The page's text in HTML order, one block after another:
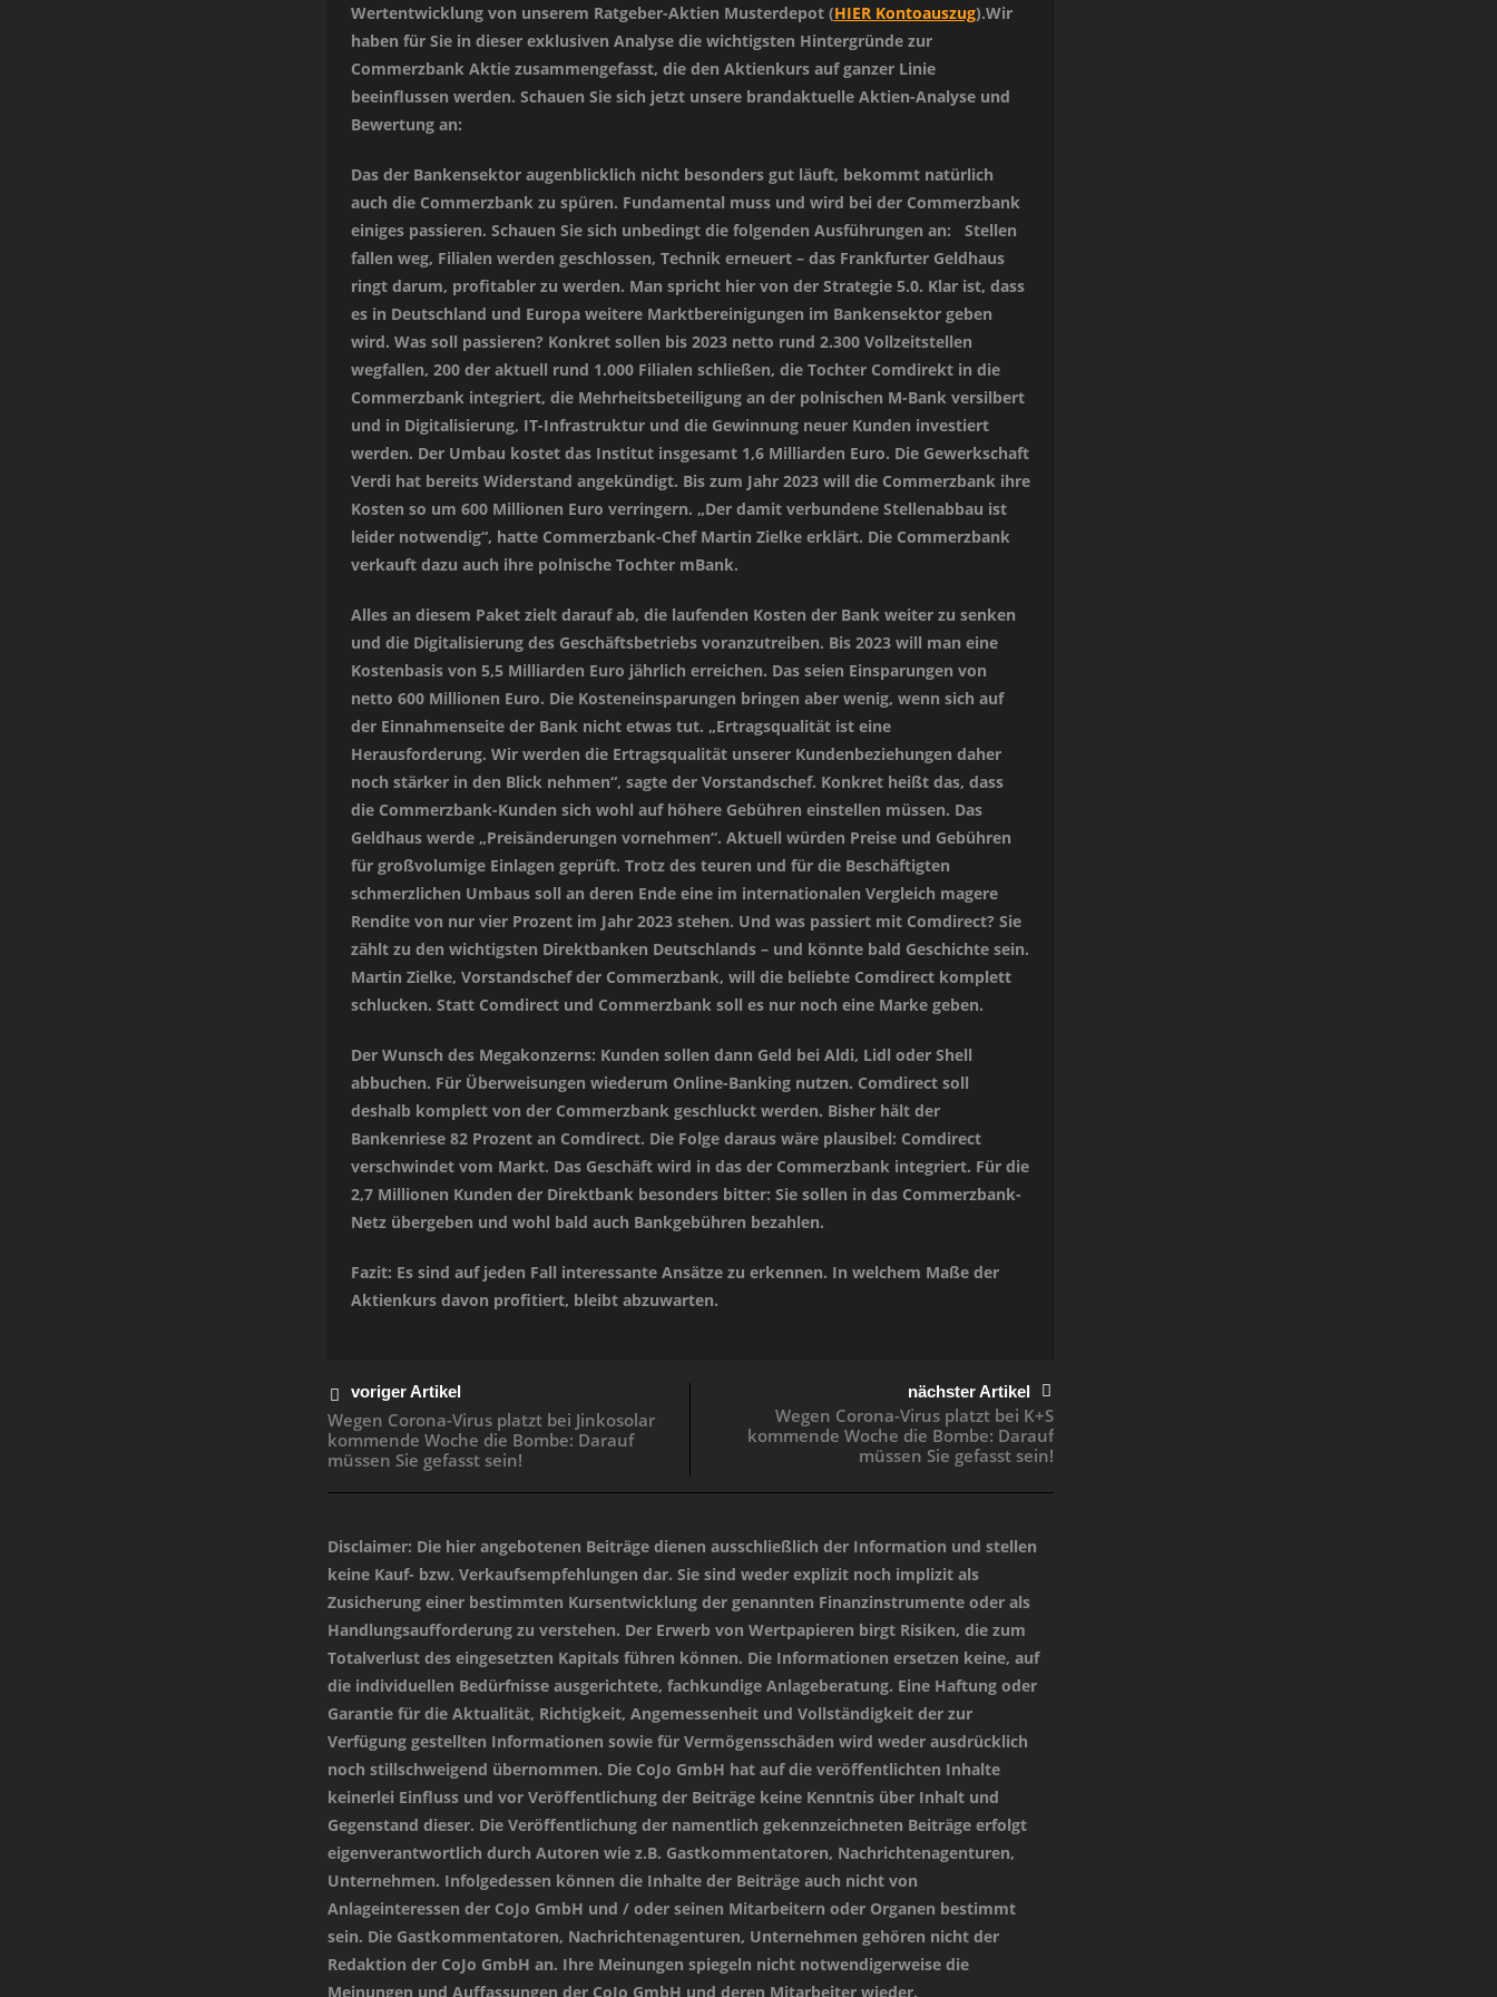
Wertentwicklung von unserem Ratgeber-Aktien Musterdepot (HIER Kontoauszug).Wir
haben für Sie in dieser exklusiven Analyse die wichtigsten Hintergründe zur
Commerzbank Aktie zusammengefasst, die den Aktienkurs auf ganzer Linie
beeinflussen werden. Schauen Sie sich jetzt unsere brandaktuelle Aktien-Analyse und
Bewertung an:
Das der Bankensektor augenblicklich nicht besonders gut läuft, bekommt natürlich
auch die Commerzbank zu spüren. Fundamental muss und wird bei der Commerzbank
einiges passieren. Schauen Sie sich unbedingt die folgenden Ausführungen an: Stellen
fallen weg, Filialen werden geschlossen, Technik erneuert – das Frankfurter Geldhaus
ringt darum, profitabler zu werden. Man spricht hier von der Strategie 5.0. Klar ist, dass
es in Deutschland und Europa weitere Marktbereinigungen im Bankensektor geben
wird. Was soll passieren? Konkret sollen bis 2023 netto rund 2.300 Vollzeitstellen
wegfallen, 200 der aktuell rund 1.000 Filialen schließen, die Tochter Comdirekt in die
Commerzbank integriert, die Mehrheitsbeteiligung an der polnischen M-Bank versilbert
und in Digitalisierung, IT-Infrastruktur und die Gewinnung neuer Kunden investiert
werden. Der Umbau kostet das Institut insgesamt 1,6 Milliarden Euro. Die Gewerkschaft
Verdi hat bereits Widerstand angekündigt. Bis zum Jahr 2023 will die Commerzbank ihre
Kosten so um 600 Millionen Euro verringern. „Der damit verbundene Stellenabbau ist
leider notwendig“, hatte Commerzbank-Chef Martin Zielke erklärt. Die Commerzbank
verkauft dazu auch ihre polnische Tochter mBank.
Alles an diesem Paket zielt darauf ab, die laufenden Kosten der Bank weiter zu senken
und die Digitalisierung des Geschäftsbetriebs voranzutreiben. Bis 2023 will man eine
Kostenbasis von 5,5 Milliarden Euro jährlich erreichen. Das seien Einsparungen von
netto 600 Millionen Euro. Die Kosteneinsparungen bringen aber wenig, wenn sich auf
der Einnahmenseite der Bank nicht etwas tut. „Ertragsqualität ist eine
Herausforderung. Wir werden die Ertragsqualität unserer Kundenbeziehungen daher
noch stärker in den Blick nehmen“, sagte der Vorstandschef. Konkret heißt das, dass
die Commerzbank-Kunden sich wohl auf höhere Gebühren einstellen müssen. Das
Geldhaus werde „Preisänderungen vornehmen“. Aktuell würden Preise und Gebühren
für großvolumige Einlagen geprüft. Trotz des teuren und für die Beschäftigten
schmerzlichen Umbaus soll an deren Ende eine im internationalen Vergleich magere
Rendite von nur vier Prozent im Jahr 2023 stehen. Und was passiert mit Comdirect? Sie
zählt zu den wichtigsten Direktbanken Deutschlands – und könnte bald Geschichte sein.
Martin Zielke, Vorstandschef der Commerzbank, will die beliebte Comdirect komplett
schlucken. Statt Comdirect und Commerzbank soll es nur noch eine Marke geben.
Der Wunsch des Megakonzerns: Kunden sollen dann Geld bei Aldi, Lidl oder Shell
abbuchen. Für Überweisungen wiederum Online-Banking nutzen. Comdirect soll
deshalb komplett von der Commerzbank geschluckt werden. Bisher hält der
Bankenriese 82 Prozent an Comdirect. Die Folge daraus wäre plausibel: Comdirect
verschwindet vom Markt. Das Geschäft wird in das der Commerzbank integriert. Für die
2,7 Millionen Kunden der Direktbank besonders bitter: Sie sollen in das Commerzbank-
Netz übergeben und wohl bald auch Bankgebühren bezahlen.
Fazit: Es sind auf jeden Fall interessante Ansätze zu erkennen. In welchem Maße der
Aktienkurs davon profitiert, bleibt abzuwarten.
voriger Artikel
Wegen Corona-Virus platzt bei Jinkosolar
kommende Woche die Bombe: Darauf
müssen Sie gefasst sein!
nächster Artikel
Wegen Corona-Virus platzt bei K+S
kommende Woche die Bombe: Darauf
müssen Sie gefasst sein!
Disclaimer: Die hier angebotenen Beiträge dienen ausschließlich der Information und stellen
keine Kauf- bzw. Verkaufsempfehlungen dar. Sie sind weder explizit noch implizit als
Zusicherung einer bestimmten Kursentwicklung der genannten Finanzinstrumente oder als
Handlungsaufforderung zu verstehen. Der Erwerb von Wertpapieren birgt Risiken, die zum
Totalverlust des eingesetzten Kapitals führen können. Die Informationen ersetzen keine, auf
die individuellen Bedürfnisse ausgerichtete, fachkundige Anlageberatung. Eine Haftung oder
Garantie für die Aktualität, Richtigkeit, Angemessenheit und Vollständigkeit der zur
Verfügung gestellten Informationen sowie für Vermögensschäden wird weder ausdrücklich
noch stillschweigend übernommen. Die CoJo GmbH hat auf die veröffentlichten Inhalte
keinerlei Einfluss und vor Veröffentlichung der Beiträge keine Kenntnis über Inhalt und
Gegenstand dieser. Die Veröffentlichung der namentlich gekennzeichneten Beiträge erfolgt
eigenverantwortlich durch Autoren wie z.B. Gastkommentatoren, Nachrichtenagenturen,
Unternehmen. Infolgedessen können die Inhalte der Beiträge auch nicht von
Anlageinteressen der CoJo GmbH und / oder seinen Mitarbeitern oder Organen bestimmt
sein. Die Gastkommentatoren, Nachrichtenagenturen, Unternehmen gehören nicht der
Redaktion der CoJo GmbH an. Ihre Meinungen spiegeln nicht notwendigerweise die
Meinungen und Auffassungen der CoJo GmbH und deren Mitarbeiter wieder.